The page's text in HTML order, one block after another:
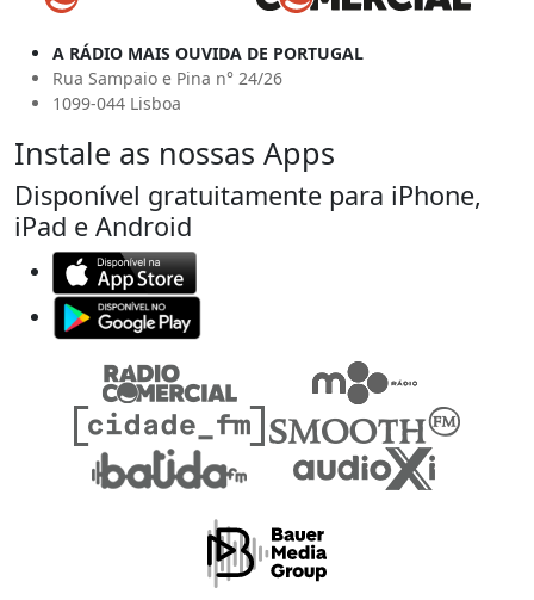
A RÁDIO MAIS OUVIDA DE PORTUGAL
Rua Sampaio e Pina n° 24/26
1099-044 Lisboa
Instale as nossas Apps
Disponível gratuitamente para iPhone,
iPad e Android